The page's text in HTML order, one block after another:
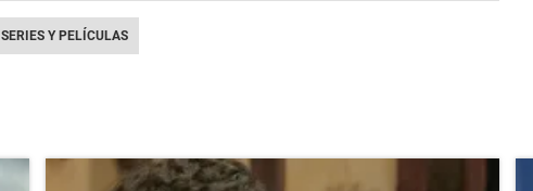
SERIES Y PELÍCULAS